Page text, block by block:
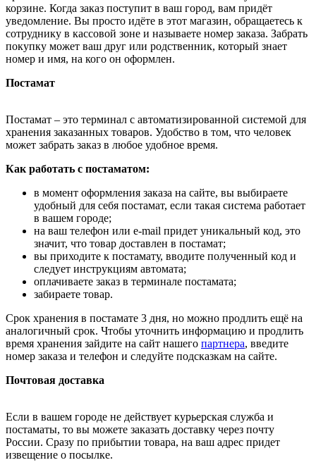
корзине. Когда заказ поступит в ваш город, вам придёт
уведомление. Вы просто идёте в этот магазин, обращаетесь к
сотруднику в кассовой зоне и называете номер заказа. Забрать
покупку может ваш друг или родственник, который знает
номер и имя, на кого он оформлен.
Постамат
Постамат – это терминал с автоматизированной системой для
хранения заказанных товаров. Удобство в том, что человек
может забрать заказ в любое удобное время.
Как работать с постаматом:
в момент оформления заказа на сайте, вы выбираете
удобный для себя постамат, если такая система работает
в вашем городе;
на ваш телефон или e-mail придет уникальный код, это
значит, что товар доставлен в постамат;
вы приходите к постамату, вводите полученный код и
следует инструкциям автомата;
оплачиваете заказ в терминале постамата;
забираете товар.
Срок хранения в постамате 3 дня, но можно продлить ещё на
аналогичный срок. Чтобы уточнить информацию и продлить
время хранения зайдите на сайт нашего партнера, введите
номер заказа и телефон и следуйте подсказкам на сайте.
Почтовая доставка
Если в вашем городе не действует курьерская служба и
постаматы, то вы можете заказать доставку через почту
России. Сразу по прибытии товара, на ваш адрес придет
извещение о посылке.